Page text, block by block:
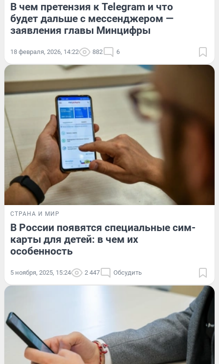
В чем претензия к Telegram и что
будет дальше с мессенджером —
заявления главы Минцифры
18 февраля, 2026, 14:22 882 6
СТРАНА И МИР
В России появятся специальные сим-
карты для детей: в чем их
особенность
5 ноября, 2025, 15:24 2 447 Обсудить